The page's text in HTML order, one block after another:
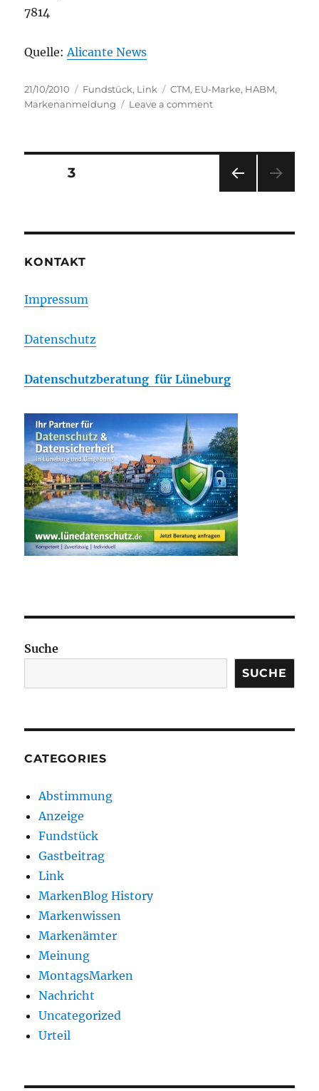
7814
Quelle:Alicante News
Posted
on
21/10/2010 Categories
Fundstück, Link Tags
CTM, EU-Marke, HABM,
Markenanmeldung
Leave a commenton
Posts
PAG
PAGE3
KONTAKT
Impressum
Datenschutz
Datenschutzberatung für Lüneburg
Suche
SUCHE
CATEGORIES
Abstimmung
Anzeige
Fundstück
Gastbeitrag
Link
MarkenBlog History
Markenwissen
Markenämter
Meinung
MontagsMarken
Nachricht
Uncategorized
Urteil